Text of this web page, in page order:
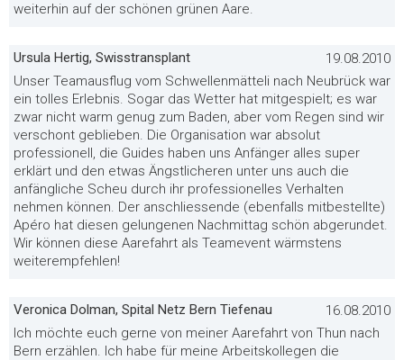
weiterhin auf der schönen grünen Aare.
Ursula Hertig, Swisstransplant
19.08.2010
Unser Teamausflug vom Schwellenmätteli nach Neubrück war
ein tolles Erlebnis. Sogar das Wetter hat mitgespielt; es war
zwar nicht warm genug zum Baden, aber vom Regen sind wir
verschont geblieben. Die Organisation war absolut
professionell, die Guides haben uns Anfänger alles super
erklärt und den etwas Ängstlicheren unter uns auch die
anfängliche Scheu durch ihr professionelles Verhalten
nehmen können. Der anschliessende (ebenfalls mitbestellte)
Apéro hat diesen gelungenen Nachmittag schön abgerundet.
Wir können diese Aarefahrt als Teamevent wärmstens
weiterempfehlen!
Veronica Dolman, Spital Netz Bern Tiefenau
16.08.2010
Ich möchte euch gerne von meiner Aarefahrt von Thun nach
Bern erzählen. Ich habe für meine Arbeitskollegen die